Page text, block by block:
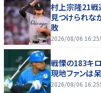
村上宗隆21
見つけられな
敗
2026/08/06 16:25
戦慄の183キ
現地ファンは
2026/08/06 16:25